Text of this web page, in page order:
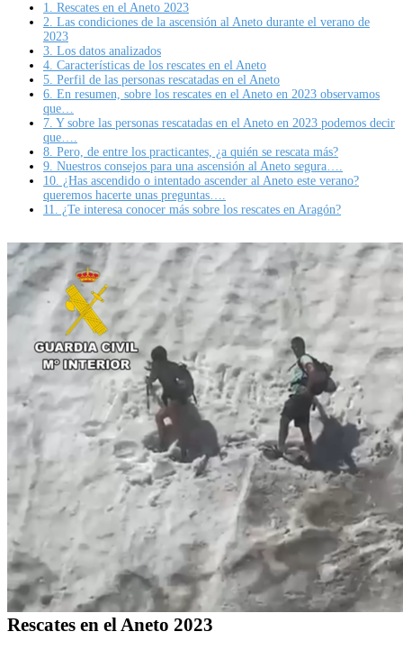
1. Rescates en el Aneto 2023
2. Las condiciones de la ascensión al Aneto durante el verano de
2023
3. Los datos analizados
4. Características de los rescates en el Aneto
5. Perfil de las personas rescatadas en el Aneto
6. En resumen, sobre los rescates en el Aneto en 2023 observamos
que…
7. Y sobre las personas rescatadas en el Aneto en 2023 podemos decir
que….
8. Pero, de entre los practicantes, ¿a quién se rescata más?
9. Nuestros consejos para una ascensión al Aneto segura….
10. ¿Has ascendido o intentado ascender al Aneto este verano?
queremos hacerte unas preguntas….
11. ¿Te interesa conocer más sobre los rescates en Aragón?
Rescates en el Aneto 2023